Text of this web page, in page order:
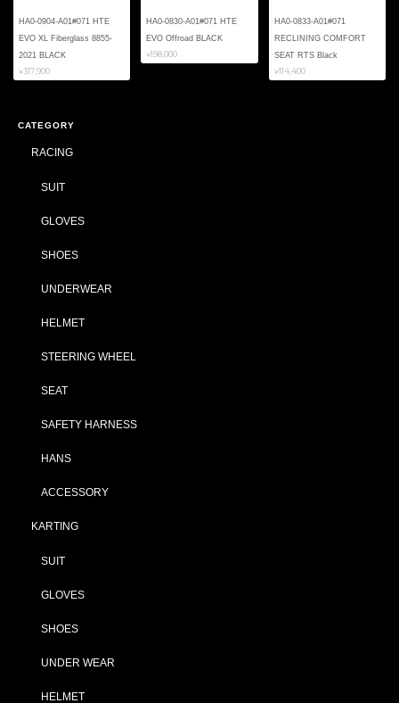
HA0-0904-A01#071 HTE
EVO XL Fiberglass 8855-
2021 BLACK
¥317,900
HA0-0830-A01#071 HTE
EVO Offroad BLACK
¥198,000
HA0-0833-A01#071
RECLINING COMFORT
SEAT RTS Black
¥114,400
CATEGORY
RACING
SUIT
GLOVES
SHOES
UNDERWEAR
HELMET
STEERING WHEEL
SEAT
SAFETY HARNESS
HANS
ACCESSORY
KARTING
SUIT
GLOVES
SHOES
UNDER WEAR
HELMET